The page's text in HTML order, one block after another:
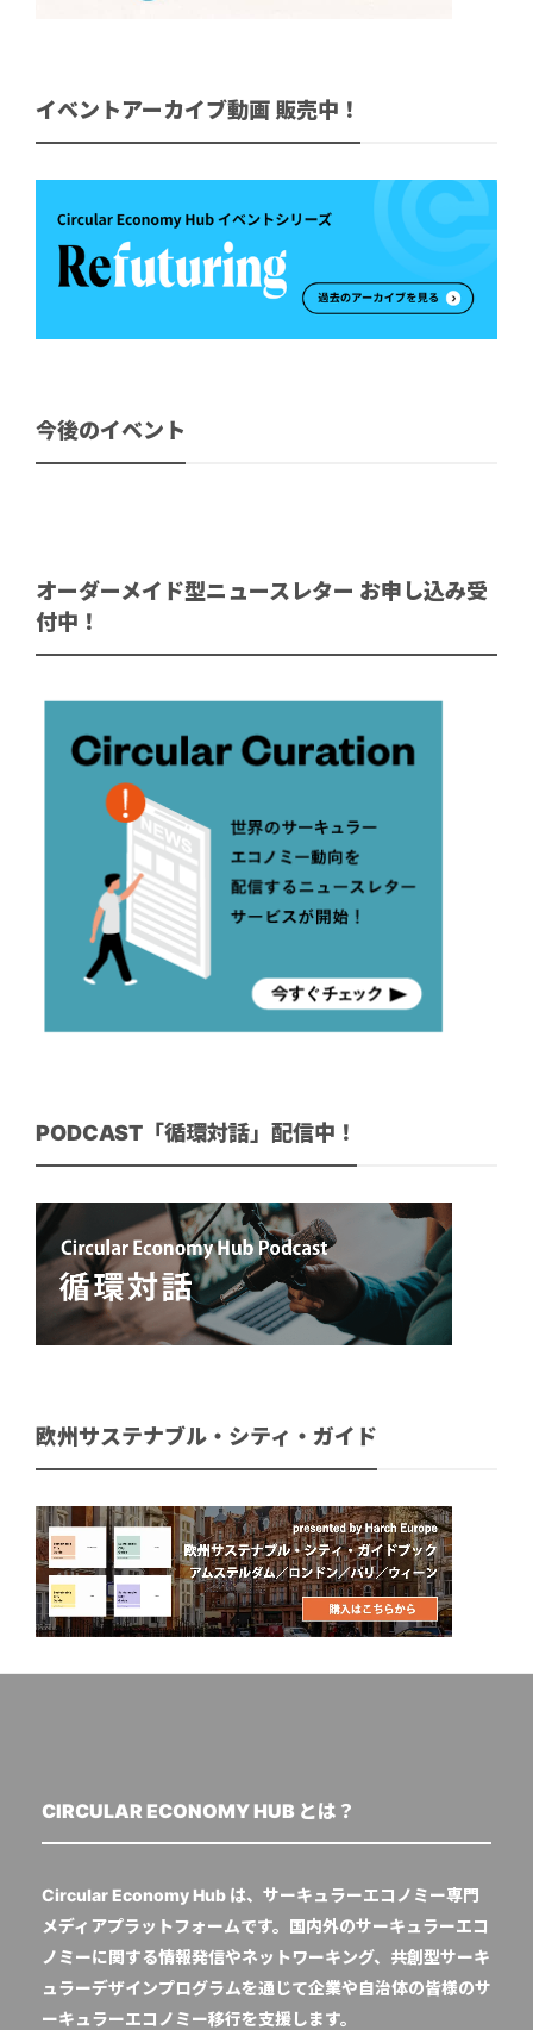
イベントアーカイブ動画 販売中！
今後のイベント
オーダーメイド型ニュースレター お申し込み受
付中！
PODCAST「循環対話」配信中！
欧州サステナブル・シティ・ガイド
CIRCULAR ECONOMY HUB とは？
Circular Economy Hub は、サーキュラーエコノミー専門
メディアプラットフォームです。国内外のサーキュラーエコ
ノミーに関する情報発信やネットワーキング、共創型サーキ
ュラーデザインプログラムを通じて企業や自治体の皆様のサ
ーキュラーエコノミー移行を支援します。